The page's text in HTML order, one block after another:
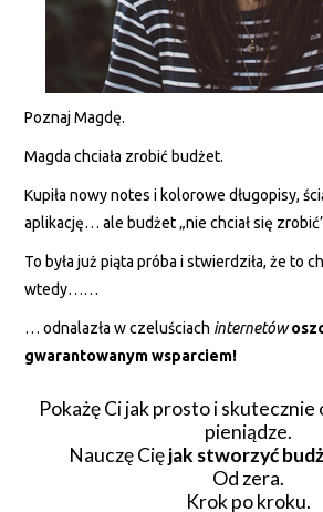
Poznaj Magdę.
Magda chciała zrobić budżet.
Kupiła nowy notes i kolorowe długopisy,
aplikację… ale budżet „nie chciał się
To była już piąta próba i stwierdziła, że to
wtedy……
… odnalazła w czeluściach internetów
gwarantowanym wsparciem!
Pokażę Ci jak prosto i skutecznie
pieniądze.
Nauczę Cięjak stworzyć
Od zera.
Krok po kroku.